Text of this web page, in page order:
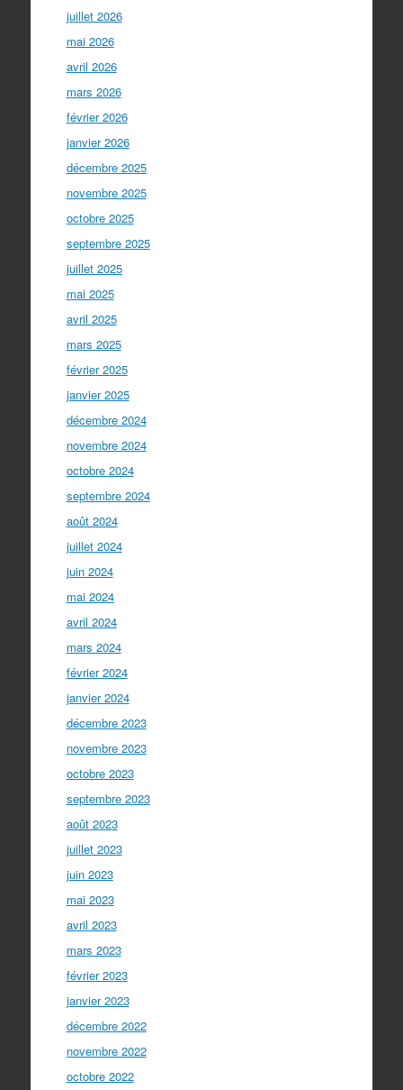
juillet 2026
mai 2026
avril 2026
mars 2026
février 2026
janvier 2026
décembre 2025
novembre 2025
octobre 2025
septembre 2025
juillet 2025
mai 2025
avril 2025
mars 2025
février 2025
janvier 2025
décembre 2024
novembre 2024
octobre 2024
septembre 2024
août 2024
juillet 2024
juin 2024
mai 2024
avril 2024
mars 2024
février 2024
janvier 2024
décembre 2023
novembre 2023
octobre 2023
septembre 2023
août 2023
juillet 2023
juin 2023
mai 2023
avril 2023
mars 2023
février 2023
janvier 2023
décembre 2022
novembre 2022
octobre 2022